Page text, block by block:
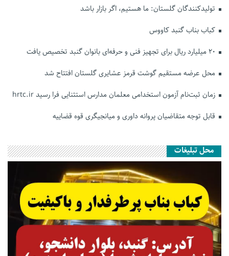
تولیدکنندگان گلستان: ما هستیم، اگر بازار باشد
کباب بناب گنبد کاووس
محل عرضه مستقیم گوشت قرمز عشایری گلستان افتتاح شد
زمان ثبت‌نام آزمون استخدامی معلمان مدارس استثنایی فرا رسید hrtc.ir
قابل توجه متقاضیان پروانه داوری و میانجیگری قوه قضاییه
محل تبلیغات